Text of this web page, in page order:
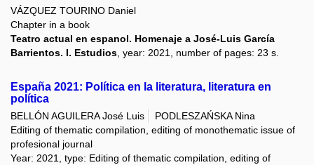
VÁZQUEZ TOURINO Daniel
Chapter in a book
Teatro actual en espanol. Homenaje a José-Luis García
Barrientos. I. Estudios , year: 2021, number of pages: 23 s.
España 2021: Política en la literatura, literatura en
política
BELLÓN AGUILERA José Luis
PODLESZAŃSKA Nina
Editing of thematic compilation, editing of monothematic issue of
profesional journal
Year: 2021, type: Editing of thematic compilation, editing of